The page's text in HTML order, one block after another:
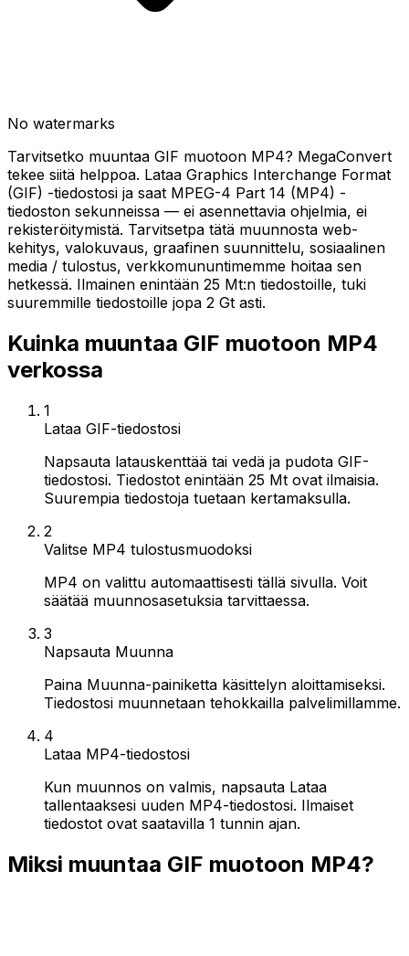
No watermarks
Tarvitsetko muuntaa GIF muotoon MP4? MegaConvert
tekee siitä helppoa. Lataa Graphics Interchange Format
(GIF) -tiedostosi ja saat MPEG-4 Part 14 (MP4) -
tiedoston sekunneissa — ei asennettavia ohjelmia, ei
rekisteröitymistä. Tarvitsetpa tätä muunnosta web-
kehitys, valokuvaus, graafinen suunnittelu, sosiaalinen
media / tulostus, verkkomununtimemme hoitaa sen
hetkessä. Ilmainen enintään 25 Mt:n tiedostoille, tuki
suuremmille tiedostoille jopa 2 Gt asti.
Kuinka muuntaa GIF muotoon MP4
verkossa
1
Lataa GIF-tiedostosi
Napsauta latauskenttää tai vedä ja pudota GIF-
tiedostosi. Tiedostot enintään 25 Mt ovat ilmaisia.
Suurempia tiedostoja tuetaan kertamaksulla.
2
Valitse MP4 tulostusmuodoksi
MP4 on valittu automaattisesti tällä sivulla. Voit
säätää muunnosasetuksia tarvittaessa.
3
Napsauta Muunna
Paina Muunna-painiketta käsittelyn aloittamiseksi.
Tiedostosi muunnetaan tehokkailla palvelimillamme.
4
Lataa MP4-tiedostosi
Kun muunnos on valmis, napsauta Lataa
tallentaaksesi uuden MP4-tiedostosi. Ilmaiset
tiedostot ovat saatavilla 1 tunnin ajan.
Miksi muuntaa GIF muotoon MP4?